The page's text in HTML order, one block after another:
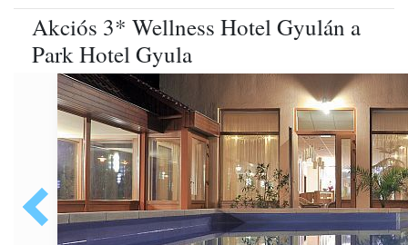
Akciós 3* Wellness Hotel Gyulán a
Park Hotel Gyula